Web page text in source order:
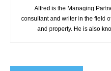
Alfred is the Managing
consultant and writer in the field
and property. He is also